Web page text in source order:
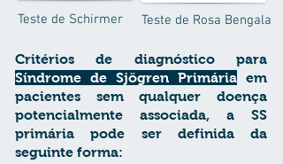
Teste de Schirmer Teste de Rosa Bengala
Critérios de diagnóstico para
Síndrome de Sjögren Primária em
pacientes sem qualquer doença
potencialmente associada, a SS
primária pode ser definida da
seguinte forma: